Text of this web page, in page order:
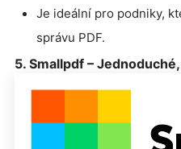
Je ideální pro podniky,
správu PDF.
5. Smallpdf –